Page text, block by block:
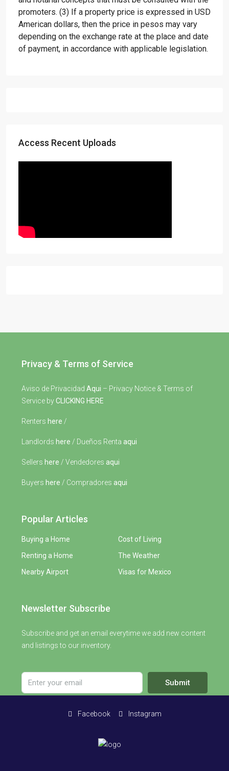
promoters. (3) If a property price is expressed in USD
American dollars, then the price in pesos may vary
depending on the exchange rate at the place and date
of payment, in accordance with applicable legislation.
Access Recent Uploads
Privacy & Terms of Service
Aviso de Privacidad Aqui – Privacy Notice & Terms of
Service byCLICKING HERE
Renters here /
Landlords here / Dueños Renta aqui
Sellers here / Vendedores aqui
Buyers here / Compradores aqui
Popular Articles
Buying a Home
Renting a Home
Nearby Airport
Cost of Living
The Weather
Visas for Mexico
Newsletter Subscribe
Subscribe and get an email everytime we add new content
and listings to our inventory.
Submit
Facebook Instagram